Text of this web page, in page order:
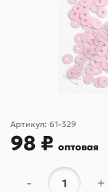
Артикул: 61-329
98 ₽ оптовая
- +